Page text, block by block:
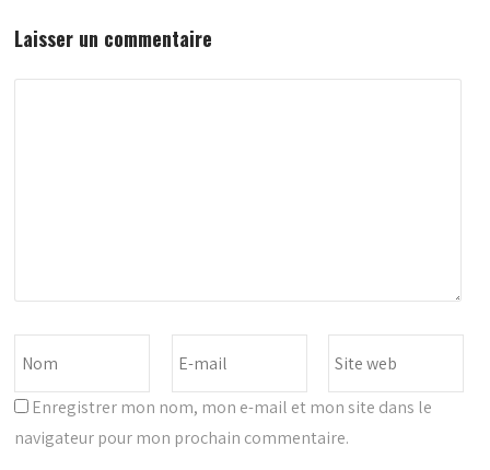
Laisser un commentaire
Enregistrer mon nom, mon e-mail et mon site dans le
navigateur pour mon prochain commentaire.